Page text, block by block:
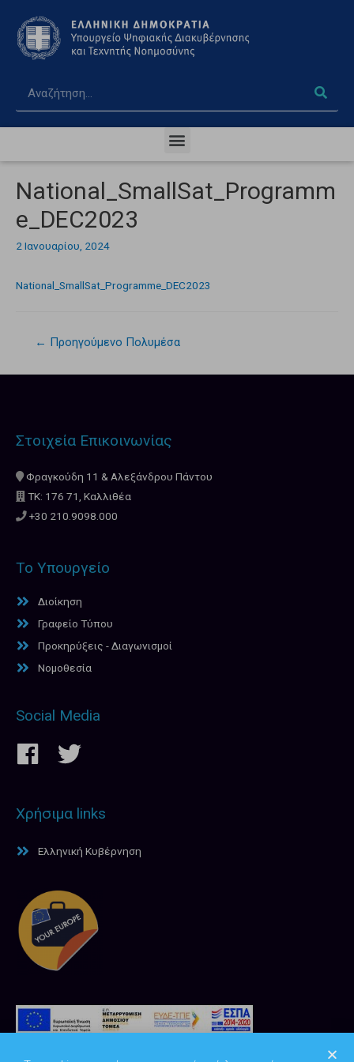
National_SmallSat_Programm
e_DEC2023
2 Ιανουαρίου, 2024
National_SmallSat_Programme_DEC2023
← Προηγούμενο Πολυμέσα
Στοιχεία Επικοινωνίας
Φραγκούδη 11 & Αλεξάνδρου Πάντου
ΤΚ: 176 71, Καλλιθέα
+30 210.9098.000
Το Υπουργείο
Διοίκηση
Γραφείο Τύπου
Προκηρύξεις - Διαγωνισμοί
Νομοθεσία
Social Media
Χρήσιμα links
Ελληνική Κυβέρνηση